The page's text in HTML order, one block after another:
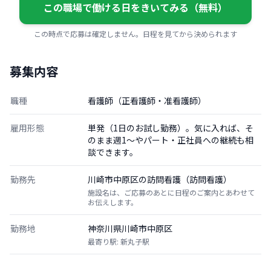
この職場で働ける日をきいてみる（無料）
この時点で応募は確定しません。日程を見てから決められます
募集内容
職種 看護師（正看護師・准看護師）
雇用形態
単発（1日のお試し勤務）。気に入れば、そ
のまま週1〜やパート・正社員への継続も相
談できます。
勤務先 川崎市中原区の訪問看護（訪問看護）
施設名は、ご応募のあとに日程のご案内とあわせて
お伝えします。
勤務地 神奈川県川崎市中原区
最寄り駅: 新丸子駅